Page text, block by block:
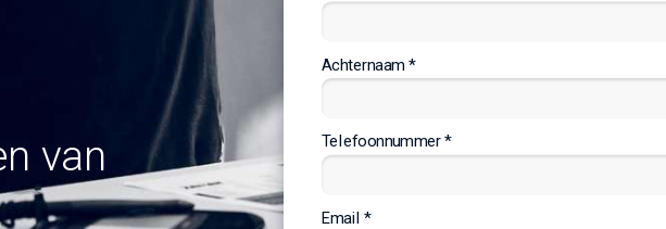
van
Achternaam *
Telefoonnummer *
Email *